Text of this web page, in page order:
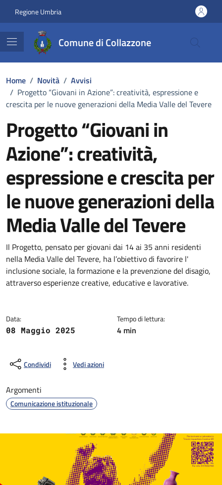
Regione Umbria
Comune di Collazzone
Home / Novità / Avvisi
/ Progetto “Giovani in Azione”: creatività, espressione e
crescita per le nuove generazioni della Media Valle del Tevere
Progetto “Giovani in
Azione”: creatività,
espressione e crescita per
le nuove generazioni della
Media Valle del Tevere
Dettagli della notizia
Il Progetto, pensato per giovani dai 14 ai 35 anni residenti
nella Media Valle del Tevere, ha l’obiettivo di favorire l'
inclusione sociale, la formazione e la prevenzione del disagio,
attraverso esperienze creative, educative e lavorative.
Data:
08 Maggio 2025
Tempo di lettura:
4 min
Condividi Vedi azioni
Argomenti
Comunicazione istituzionale